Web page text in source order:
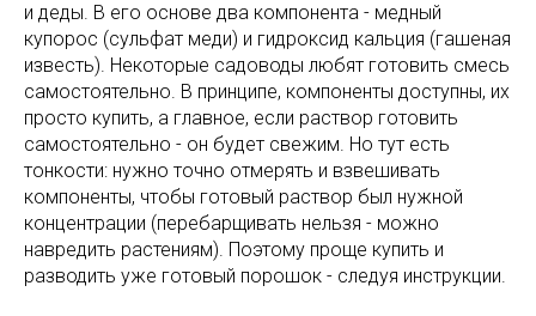
и деды. В его основе два компонента - медный
купорос (сульфат меди) и гидроксид кальция (гашеная
известь). Некоторые садоводы любят готовить смесь
самостоятельно. В принципе, компоненты доступны, их
просто купить, а главное, если раствор готовить
самостоятельно - он будет свежим. Но тут есть
тонкости: нужно точно отмерять и взвешивать
компоненты, чтобы готовый раствор был нужной
концентрации (перебарщивать нельзя - можно
навредить растениям). Поэтому проще купить и
разводить уже готовый порошок - следуя инструкции.